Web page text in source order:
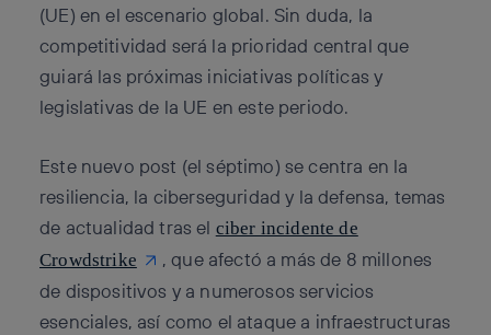
(UE) en el escenario global. Sin duda, la
competitividad será la prioridad central que
guiará las próximas iniciativas políticas y
legislativas de la UE en este periodo.
Este nuevo post (el séptimo) se centra en la
resiliencia, la ciberseguridad y la defensa, temas
de actualidad tras el ciber incidente de
Crowdstrike
, que afectó a más de 8 millones
de dispositivos y a numerosos servicios
esenciales, así como el ataque a infraestructuras